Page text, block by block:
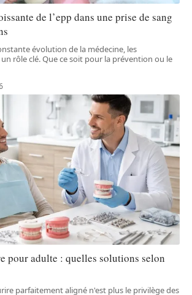
de l’epp dans une prise de sang
évolution de la médecine, les
rôle clé. Que ce soit pour la prévention ou le
pour adulte : quelles solutions selon
parfaitement aligné n'est plus le privilège des